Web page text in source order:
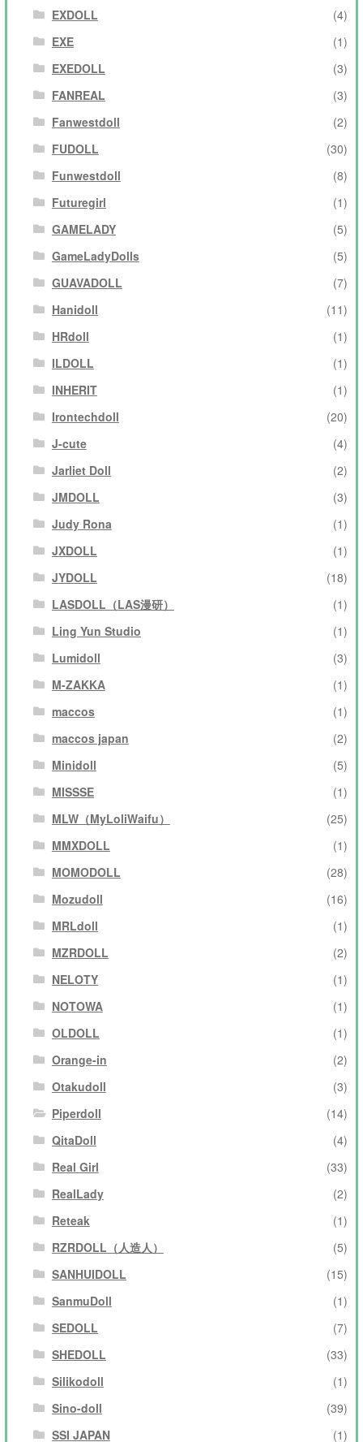
EXDOLL
(4)
EXE
(1)
EXEDOLL
(3)
FANREAL
(3)
Fanwestdoll
(2)
FUDOLL
(30)
Funwestdoll
(8)
Futuregirl
(1)
GAMELADY
(5)
GameLadyDolls
(5)
GUAVADOLL
(7)
Hanidoll
(11)
HRdoll
(1)
ILDOLL
(1)
INHERIT
(1)
Irontechdoll
(20)
J-cute
(4)
Jarliet Doll
(2)
JMDOLL
(3)
Judy Rona
(1)
JXDOLL
(1)
JYDOLL
(18)
LASDOLL（LAS漫研）
(1)
Ling Yun Studio
(1)
Lumidoll
(3)
M-ZAKKA
(1)
maccos
(1)
maccos japan
(2)
Minidoll
(5)
MISSSE
(1)
MLW（MyLoliWaifu）
(25)
MMXDOLL
(1)
MOMODOLL
(28)
Mozudoll
(16)
MRLdoll
(1)
MZRDOLL
(2)
NELOTY
(1)
NOTOWA
(1)
OLDOLL
(1)
Orange-in
(2)
Otakudoll
(3)
Piperdoll
(14)
QitaDoll
(4)
Real Girl
(33)
RealLady
(2)
Reteak
(1)
RZRDOLL（人造人）
(5)
SANHUIDOLL
(15)
SanmuDoll
(1)
SEDOLL
(7)
SHEDOLL
(33)
Silikodoll
(1)
Sino-doll
(39)
SSI JAPAN
(1)